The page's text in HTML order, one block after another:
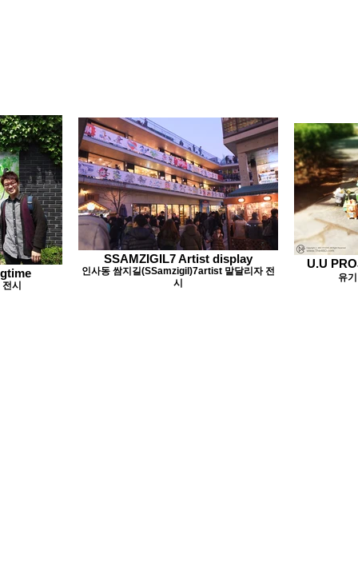
전시
SSAMZIGIL7 Artist display
인사동 쌈지길(SSamzigil)7artist 말달리자 전
시
U.U
유